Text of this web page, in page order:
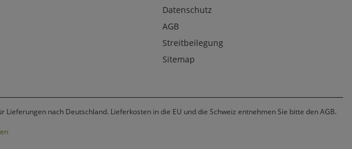
Datenschutz
AGB
Streitbeilegung
Sitemap
nach Deutschland. Lieferkosten in die EU und die Schweiz entnehmen Sie bitte den AGB.